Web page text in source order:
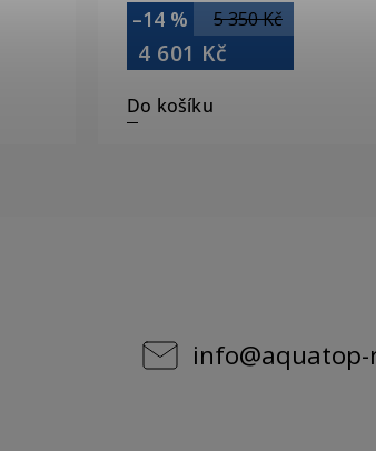
5 350 Kč
–14 %
4 601 Kč
Do košíku
info@aquatop-